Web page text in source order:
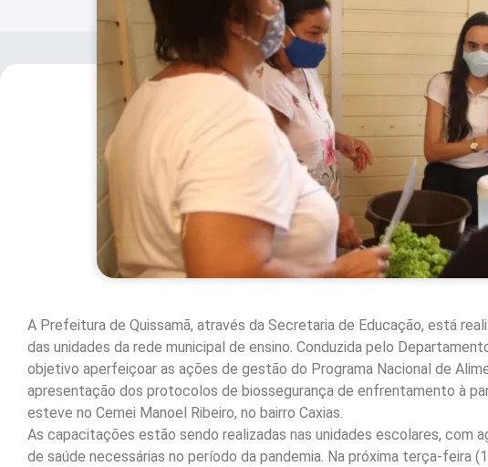
A Prefeitura de Quissamã, através da Secretaria de Educação, está
das unidades da rede municipal de ensino. Conduzida pelo
objetivo aperfeiçoar as ações de gestão do Programa Nacional de
apresentação dos protocolos de biossegurança de enfrentamento à
esteve no Cemei Manoel Ribeiro, no bairro Caxias.
As capacitações estão sendo realizadas nas unidades escolares, com
de saúde necessárias no período da pandemia. Na próxima terça-feira